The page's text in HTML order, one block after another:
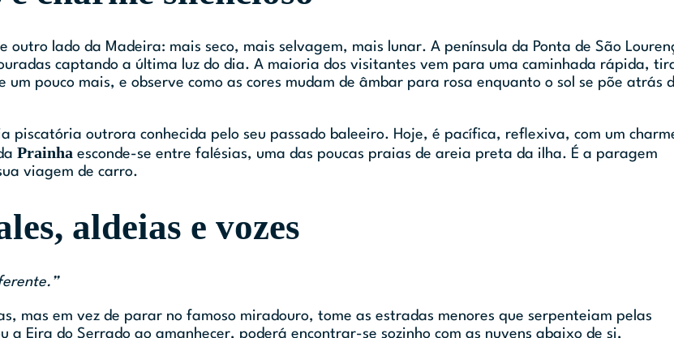
lado da Madeira: mais seco, mais selvagem, mais lunar. A península da Ponta de São
captando a última luz do dia. A maioria dos visitantes vem para uma caminhada rápida,
pouco mais, e observe como as cores mudam de âmbar para rosa enquanto o sol se põe atrás
piscatória outrora conhecida pelo seu passado baleeiro. Hoje, é pacífica, reflexiva, com um
Prainha esconde-se entre falésias, uma das poucas praias de areia preta da ilha. É a paragem
viagem de carro.
aldeias e vozes
mas em vez de parar no famoso miradouro, tome as estradas menores que serpenteiam pelas
a Eira do Serrado ao amanhecer, poderá encontrar-se sozinho com as nuvens abaixo de si,